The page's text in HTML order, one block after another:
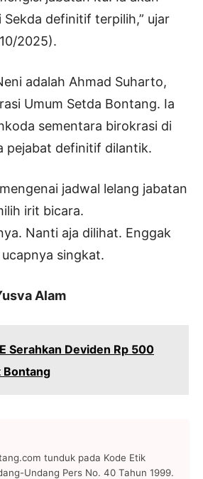
Sekda definitif terpilih,” ujar
2025).
adalah Ahmad Suharto,
Umum Setda Bontang. Ia
sementara birokrasi di
pejabat definitif dilantik.
jadwal lelang jabatan
irit bicara.
Nanti aja dilihat. Enggak
singkat.
Alam
Serahkan Deviden Rp 500
Bontang
tunduk pada Kode Etik
Undang Pers No. 40 Tahun 1999.